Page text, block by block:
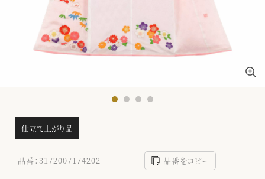
仕立て上がり品
品番：3172007174202 品番をコピー